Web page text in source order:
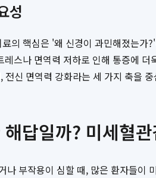
성
의 핵심은 '왜 신경이 과민해졌는
스나 면역력 저하로 인해 통증에
전신 면역력 강화라는 세 가지 축을
답일까? 미세혈
나 부작용이 심할 때, 많은 환자들이